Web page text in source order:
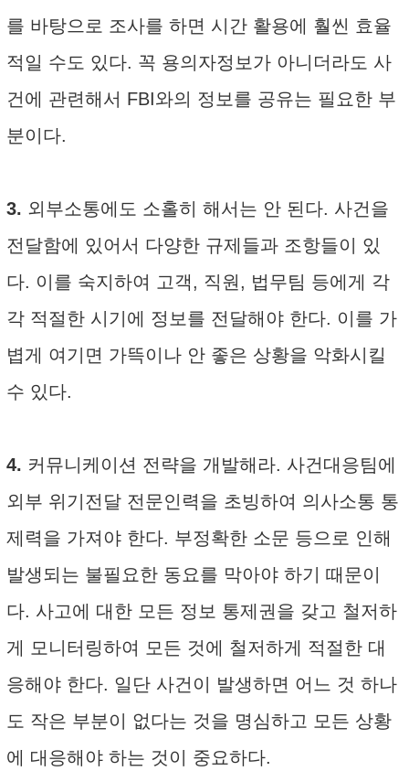
를 바탕으로 조사를 하면 시간 활용에 훨씬 효율
적일 수도 있다. 꼭 용의자정보가 아니더라도 사
건에 관련해서 FBI와의 정보를 공유는 필요한 부
분이다.
3. 외부소통에도 소홀히 해서는 안 된다. 사건을
전달함에 있어서 다양한 규제들과 조항들이 있
다. 이를 숙지하여 고객, 직원, 법무팀 등에게 각
각 적절한 시기에 정보를 전달해야 한다. 이를 가
볍게 여기면 가뜩이나 안 좋은 상황을 악화시킬
수 있다.
4. 커뮤니케이션 전략을 개발해라. 사건대응팀에
외부 위기전달 전문인력을 초빙하여 의사소통 통
제력을 가져야 한다. 부정확한 소문 등으로 인해
발생되는 불필요한 동요를 막아야 하기 때문이
다. 사고에 대한 모든 정보 통제권을 갖고 철저하
게 모니터링하여 모든 것에 철저하게 적절한 대
응해야 한다. 일단 사건이 발생하면 어느 것 하나
도 작은 부분이 없다는 것을 명심하고 모든 상황
에 대응해야 하는 것이 중요하다.